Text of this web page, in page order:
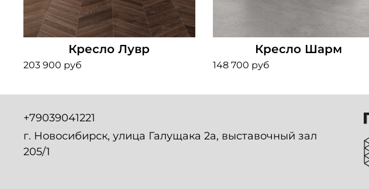
Кресло Лувр
203 900 руб
Кресло Шарм
148 700 руб
+79039041221
г. Новосибирск, улица Галущака 2а, выставочный зал
205/1